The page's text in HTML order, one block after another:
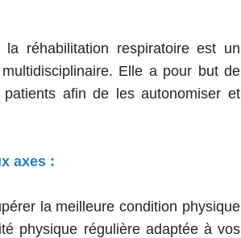
la réhabilitation respiratoire est un
Elle a pour but de
afin de les autonomiser et
axes :
la meilleure condition physique
physique régulière adaptée à vos